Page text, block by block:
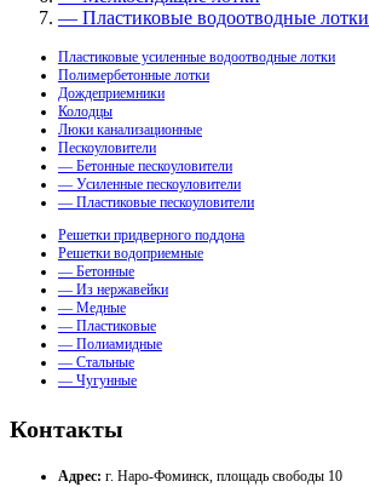
— Пластиковые водоотводные лотки
Пластиковые усиленные водоотводные лотки
Полимербетонные лотки
Дождеприемники
Колодцы
Люки канализационные
Пескоуловители
— Бетонные пескоуловители
— Усиленные пескоуловители
— Пластиковые пескоуловители
Решетки придверного поддона
Решетки водоприемные
— Бетонные
— Из нержавейки
— Медные
— Пластиковые
— Полиамидные
— Стальные
— Чугунные
Контакты
Адрес: г. Наро-Фоминск, площадь свободы 10